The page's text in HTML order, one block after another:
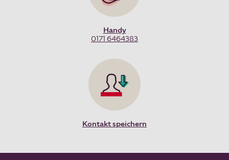
Handy
0171 6464383
Kontakt speichern